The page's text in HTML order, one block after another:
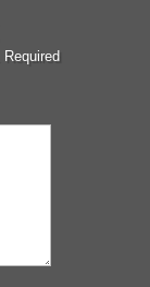
Required